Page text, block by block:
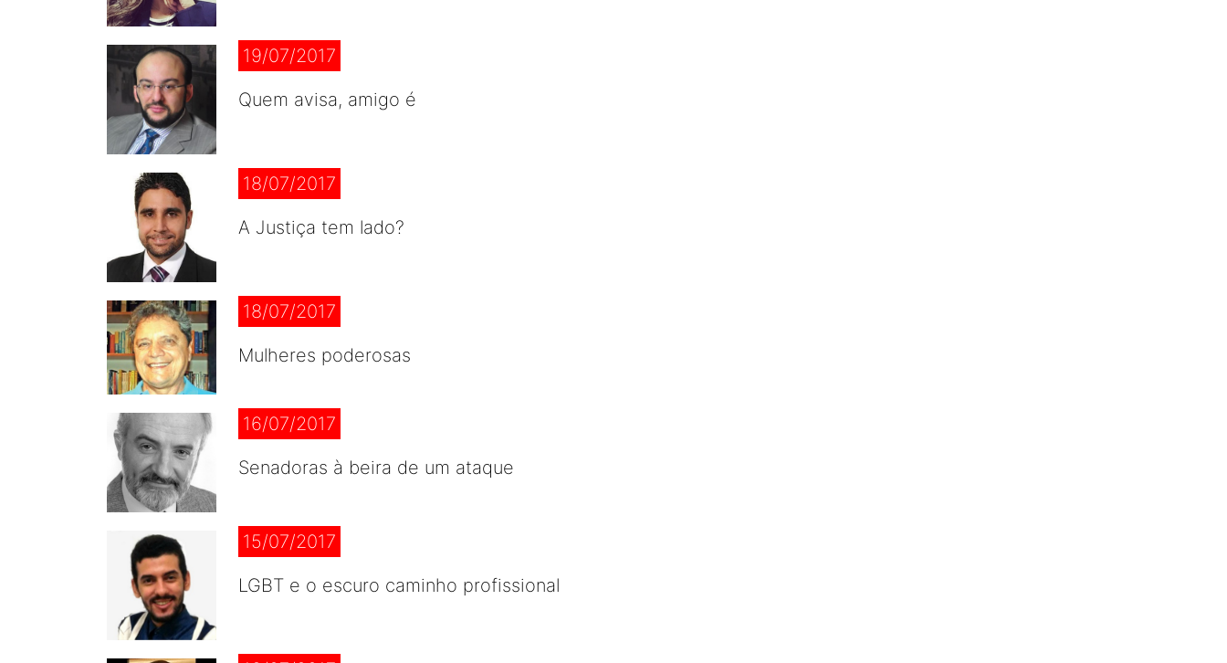
19/07/2017
Quem avisa, amigo é
18/07/2017
A Justiça tem lado?
18/07/2017
Mulheres poderosas
16/07/2017
Senadoras à beira de um ataque
15/07/2017
LGBT e o escuro caminho profissional